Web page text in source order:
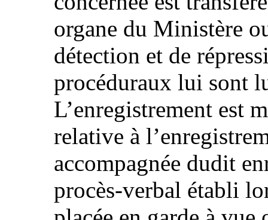
organe du Ministère
détection et de
procéduraux lui sont
L’enregistrement est
relative à
accompagnée dudit
procès-verbal établi